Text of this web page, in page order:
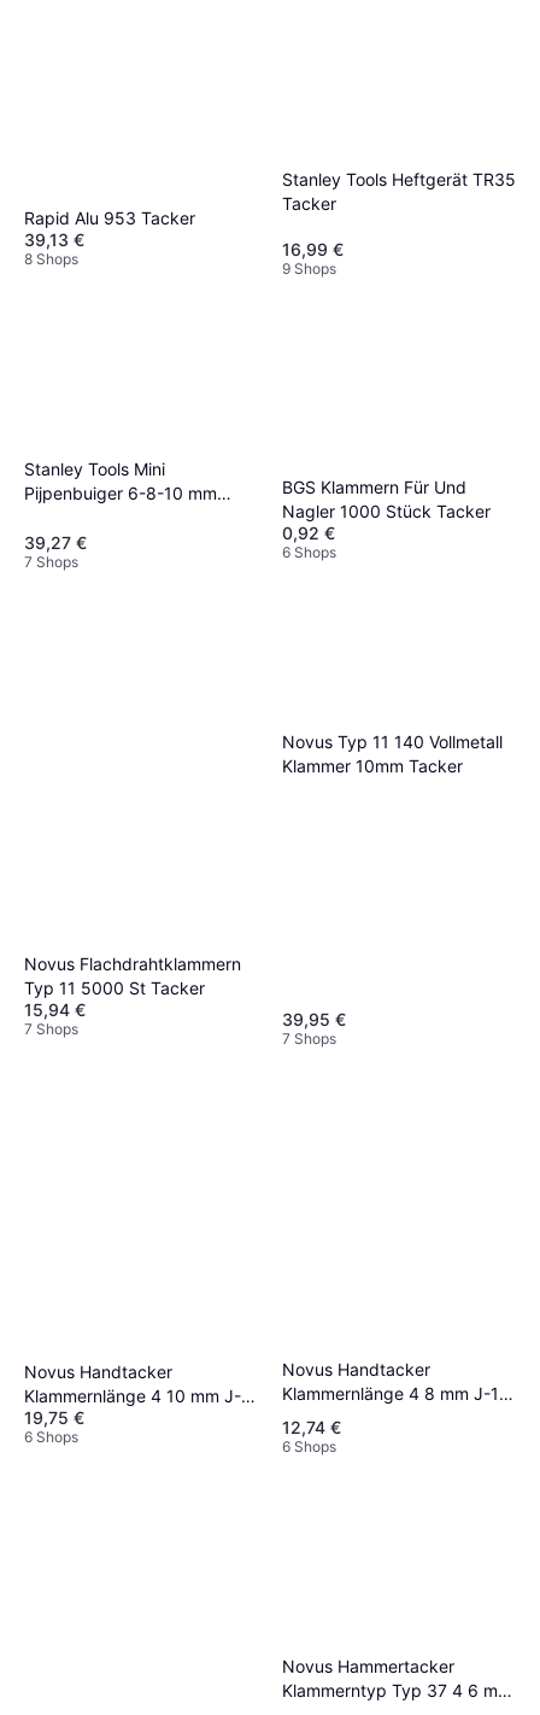
Rapid Alu 953 Tacker
39,13 €
8 Shops
Stanley Tools Heftgerät TR35
Tacker
16,99 €
9 Shops
Stanley Tools Mini
Pijpenbuiger 6-8-10 mm
39,27 €
7 Shops
BGS Klammern Für Und
Nagler 1000 Stück Tacker
0,92 €
6 Shops
Novus Flachdrahtklammern
Typ 11 5000 St Tacker
15,94 €
7 Shops
Novus Typ 11 140 Vollmetall
Klammer 10mm Tacker
39,95 €
7 Shops
Novus Handtacker
Klammernlänge 4 10 mm J-
13 Tacker
19,75 €
6 Shops
Novus Handtacker
Klammernlänge 4 8 mm J-11
030-0455 Tacker
12,74 €
6 Shops
Novus Hammertacker
Klammerntyp Typ 37 4 6 mm